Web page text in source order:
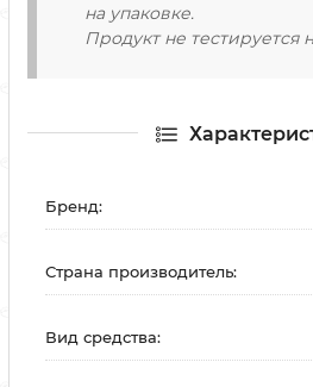
на упаковке.
Продукт не тестируется
Бренд:
Страна производитель:
Вид средства: